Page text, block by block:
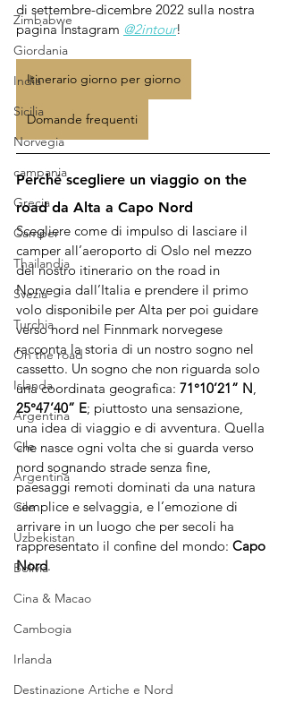
Zimbabwe
Giordania
India
Sicilia
Norvegia
campania
Grecia
Camper
Thailandia
Svezia
Turchia
On the road
Islanda
Argentina
Cile
Argentina
Cile
Uzbekistan
Bolivia
Cina & Macao
Cambogia
Irlanda
Destinazione Artiche e Nord
di settembre-dicembre 2022 sulla nostra
pagina Instagram @2intour!
Itinerario giorno per giorno
Domande frequenti
Perché scegliere un viaggio on the
road da Alta a Capo Nord
Scegliere come di impulso di lasciare il
camper all’aeroporto di Oslo nel mezzo
del nostro itinerario on the road in
Norvegia dall’Italia e prendere il primo
volo disponibile per Alta per poi guidare
verso nord nel Finnmark norvegese
racconta la storia di un nostro sogno nel
cassetto. Un sogno che non riguarda solo
una coordinata geografica: 71°10’21” N,
25°47’40” E; piuttosto una sensazione,
una idea di viaggio e di avventura. Quella
che nasce ogni volta che si guarda verso
nord sognando strade senza fine,
paesaggi remoti dominati da una natura
semplice e selvaggia, e l’emozione di
arrivare in un luogo che per secoli ha
rappresentato il confine del mondo: Capo
Nord.